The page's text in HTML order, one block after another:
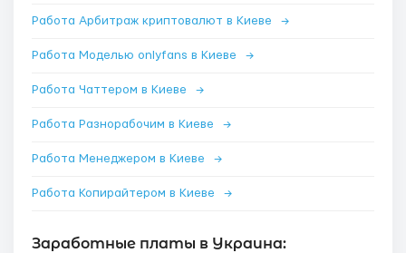
Работа Арбитраж криптовалют в Киеве →
Работа Моделью onlyfans в Киеве →
Работа Чаттером в Киеве →
Работа Разнорабочим в Киеве →
Работа Менеджером в Киеве →
Работа Копирайтером в Киеве →
Заработные платы в Украина: